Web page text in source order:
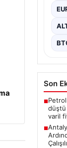
ve
Son
■Petrol
düştü
varil
■